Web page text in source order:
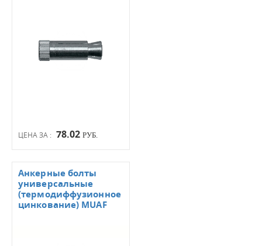
ЦЕНА ЗА : 78.02 РУБ.
Анкерные болты
универсальные
(термодиффузионное
цинкование) MUAF